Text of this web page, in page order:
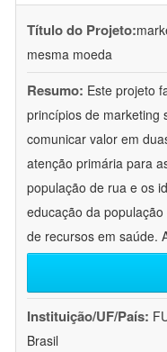
Título do Projeto:
mesma moeda
Resumo: Este projeto
princípios de marketing
comunicar valor em
atenção primária para
população de rua e os
educação da
de recursos em saúde.
Instituição/UF/País:
Brasil